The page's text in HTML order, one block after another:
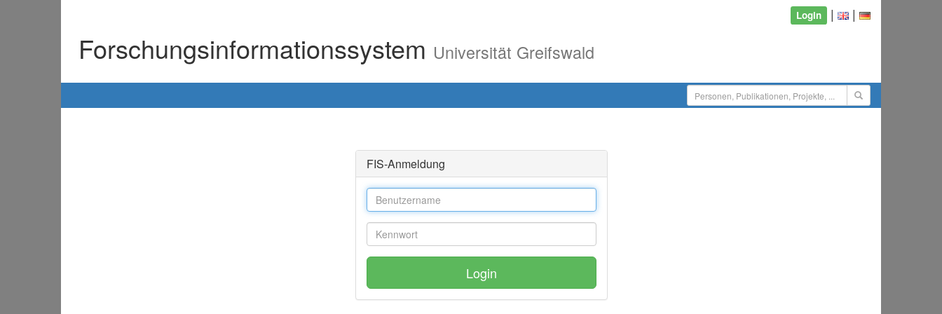
Login | |
Forschungsinformationssystem Universität Greifswald
FIS-Anmeldung